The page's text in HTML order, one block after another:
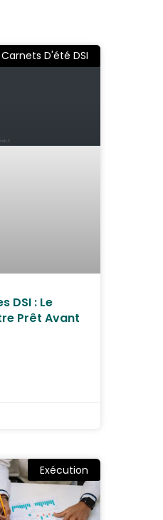
Carnets D'été DSI
DSI : Le
Prêt Avant
Exécution